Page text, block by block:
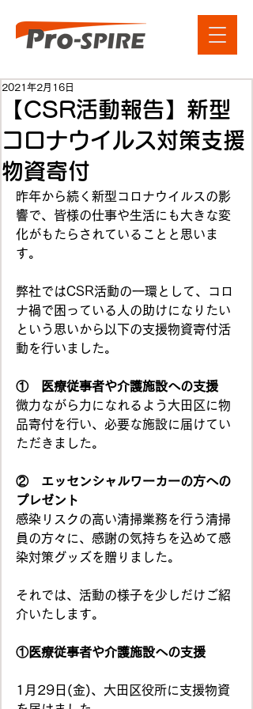
【CSR活動報告】新型
コロナウイルス対策支援
物資寄付
2021年2月16日
昨年から続く新型コロナウイルスの影
響で、皆様の仕事や生活にも大きな変
化がもたらされていることと思いま
す。
弊社ではCSR活動の一環として、コロ
ナ禍で困っている人の助けになりたい
という思いから以下の支援物資寄付活
動を行いました。
①　医療従事者や介護施設への支援
微力ながら力になれるよう大田区に物
品寄付を行い、必要な施設に届けてい
ただきました。
②　エッセンシャルワーカーの方への
プレゼント
感染リスクの高い清掃業務を行う清掃
員の方々に、感謝の気持ちを込めて感
染対策グッズを贈りました。
それでは、活動の様子を少しだけご紹
介いたします。
①医療従事者や介護施設への支援
1月29日(金)、大田区役所に支援物資